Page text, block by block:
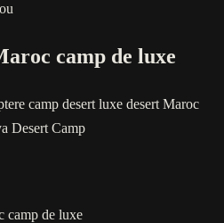
camp de luxe
camp desert luxe desert Maroc
Desert Camp
camp de luxe